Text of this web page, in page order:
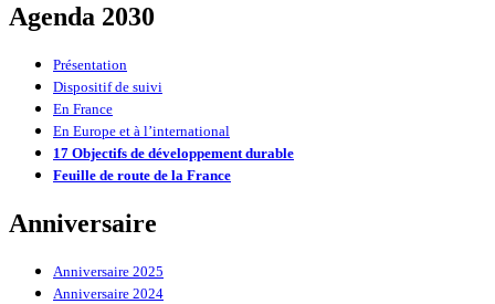
Agenda 2030
Présentation
Dispositif de suivi
En France
En Europe et à l’international
17 Objectifs de développement durable
Feuille de route de la France
Anniversaire
Anniversaire 2025
Anniversaire 2024